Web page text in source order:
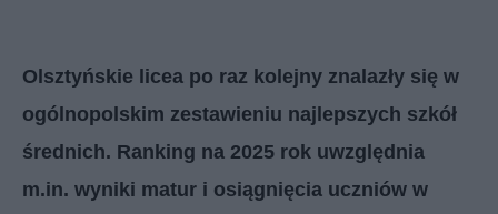
Olsztyńskie licea po raz kolejny znalazły się w
ogólnopolskim zestawieniu najlepszych szkół
średnich. Ranking na 2025 rok uwzględnia
m.in. wyniki matur i osiągnięcia uczniów w